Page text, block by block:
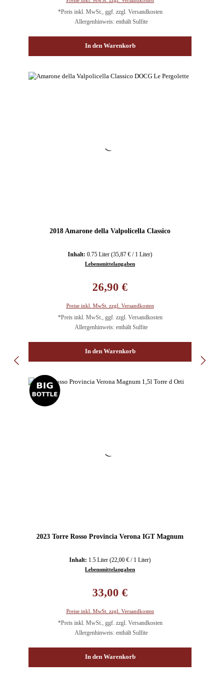
*Preis inkl. MwSt., ggf. zzgl. Versandkosten
Allergenhinweis: enthält Sulfite
In den Warenkorb
2018 Amarone della Valpolicella Classico
Inhalt: 0.75 Liter (35,87 € / 1 Liter)
Lebensmittelangaben
26,90 €
Preise inkl. MwSt. zzgl. Versandkosten
*Preis inkl. MwSt., ggf. zzgl. Versandkosten
Allergenhinweis: enthält Sulfite
In den Warenkorb
2023 Torre Rosso Provincia Verona IGT Magnum
Inhalt: 1.5 Liter (22,00 € / 1 Liter)
Lebensmittelangaben
33,00 €
Preise inkl. MwSt. zzgl. Versandkosten
*Preis inkl. MwSt., ggf. zzgl. Versandkosten
Allergenhinweis: enthält Sulfite
In den Warenkorb